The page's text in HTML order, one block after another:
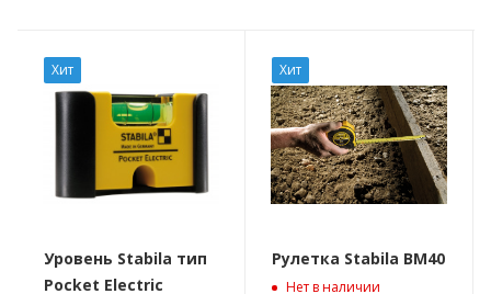
Хит
Уровень Stabila тип
Pocket Electric
Хит
Рулетка Stabila BM40
Нет в наличии